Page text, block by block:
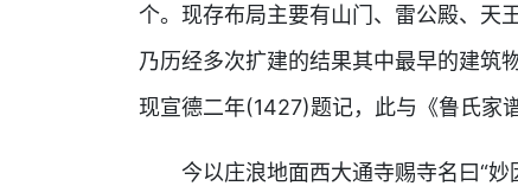
个。现存布局主要有山门、雷公殿、天
乃历经多次扩建的结果其中最早的建筑
现宣德二年(1427)题记，此与《鲁氏家
今以庄浪地面西大通寺赐寺名曰“